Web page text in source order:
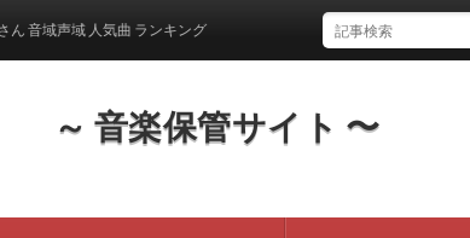
音楽保管サイト 〜
声域 人気曲 ランキング